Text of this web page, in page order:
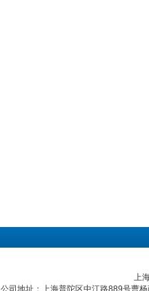
上
公司地址：上海普陀区中江路889号曹